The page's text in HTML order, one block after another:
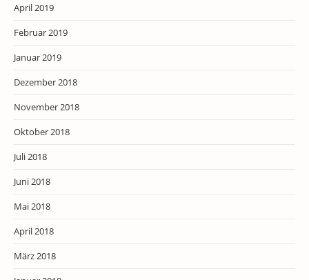
April 2019
Februar 2019
Januar 2019
Dezember 2018
November 2018
Oktober 2018
Juli 2018
Juni 2018
Mai 2018
April 2018
März 2018